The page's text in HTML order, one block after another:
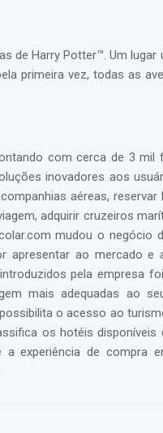
de Harry Potter™. Um
primeira vez, todas as
com cerca de 3 mil
inovadores aos
aéreas,
adquirir cruzeiros
mudou o negócio
apresentar ao mercado e
pela empresa
mais adequadas ao
o acesso ao
os hotéis
experiência de compra